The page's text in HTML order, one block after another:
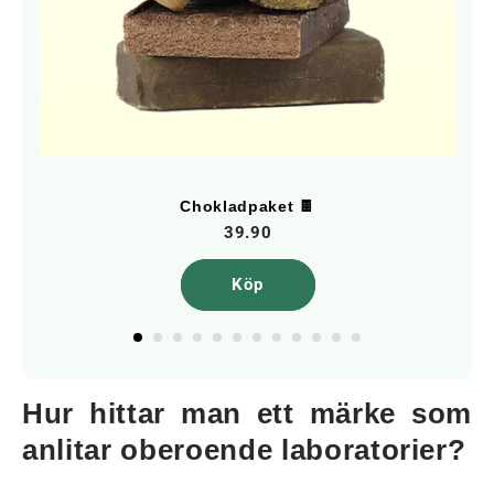
Chokladpaket 🍫
39.90
Köp
Hur hittar man ett märke som
anlitar oberoende laboratorier?